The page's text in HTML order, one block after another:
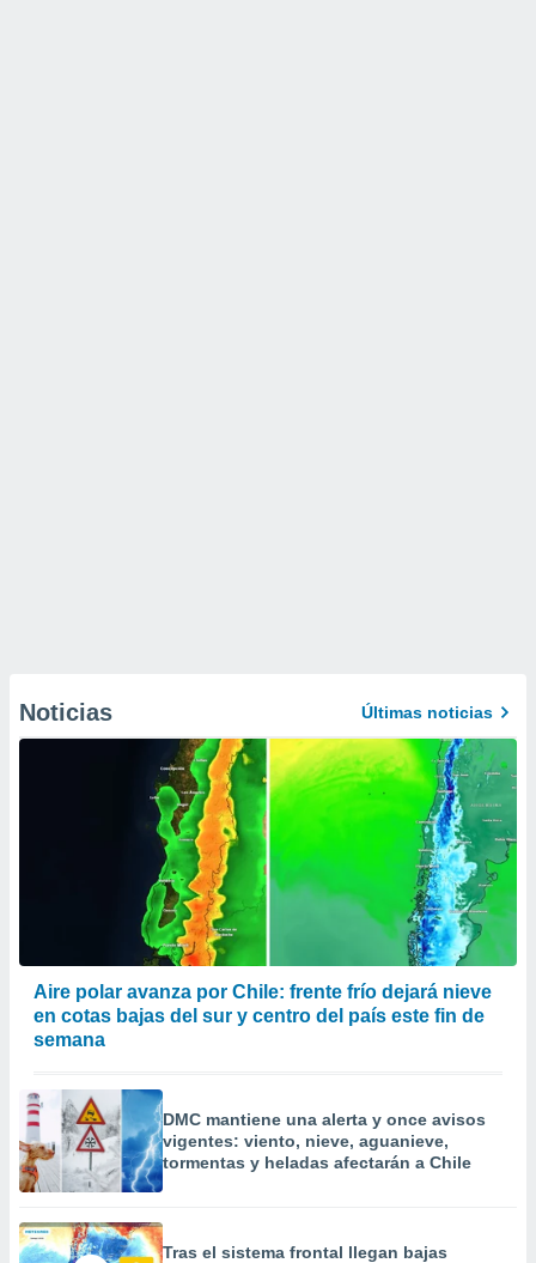
Noticias Últimas noticias
Aire polar avanza por Chile: frente frío dejará nieve
en cotas bajas del sur y centro del país este fin de
semana
DMC mantiene una alerta y once avisos
vigentes: viento, nieve, aguanieve,
tormentas y heladas afectarán a Chile
Tras el sistema frontal llegan bajas